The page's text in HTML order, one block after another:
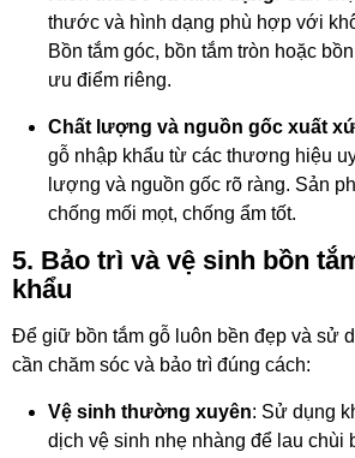
thước và hình dạng phù hợp với
Bồn tắm góc, bồn tắm tròn hoặc
ưu điểm riêng.
Chất lượng và nguồn gốc xuất
gỗ nhập khẩu từ các thương hiệu
lượng và nguồn gốc rõ ràng. Sản
chống mối mọt, chống ẩm tốt.
5. Bảo trì và vệ sinh bồn
khẩu
Để giữ bồn tắm gỗ luôn bền đẹp và sử
cần chăm sóc và bảo trì đúng cách:
Vệ sinh thường xuyên: Sử dụng
dịch vệ sinh nhẹ nhàng để lau chùi